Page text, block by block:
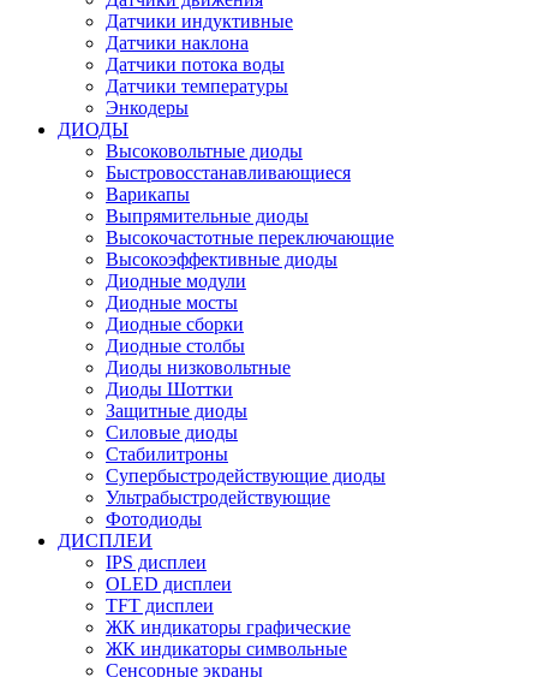
Датчики индуктивные
Датчики наклона
Датчики потока воды
Датчики температуры
Энкодеры
ДИОДЫ
Высоковольтные диоды
Быстровосстанавливающиеся
Варикапы
Выпрямительные диоды
Высокочастотные переключающие
Высокоэффективные диоды
Диодные модули
Диодные мосты
Диодные сборки
Диодные столбы
Диоды низковольтные
Диоды Шоттки
Защитные диоды
Силовые диоды
Стабилитроны
Супербыстродействующие диоды
Ультрабыстродействующие
Фотодиоды
ДИСПЛЕИ
IPS дисплеи
OLED дисплеи
TFT дисплеи
ЖК индикаторы графические
ЖК индикаторы символьные
Сенсорные экраны